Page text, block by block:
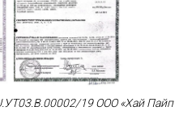
19 ООО «Хай Пайп